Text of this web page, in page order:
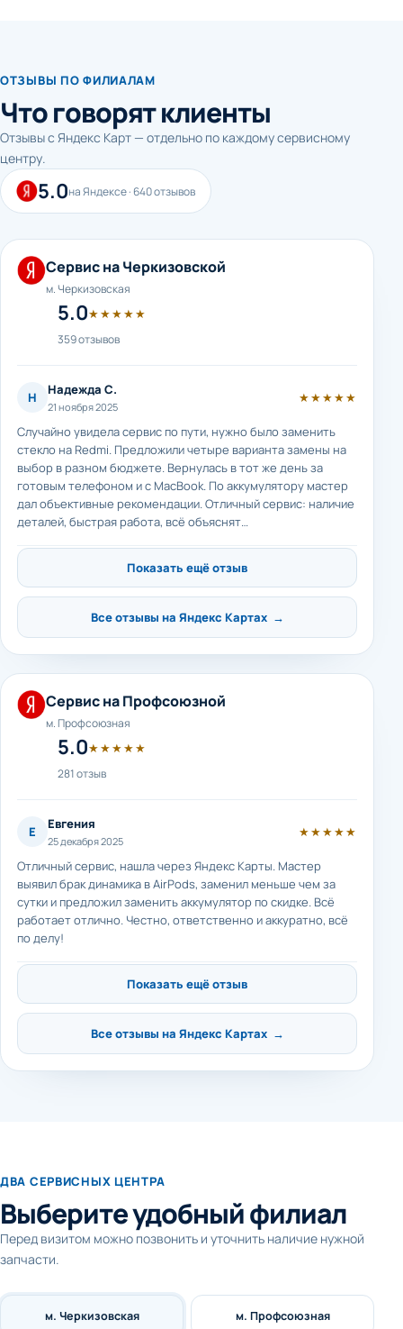
ОТЗЫВЫ ПО ФИЛИАЛАМ
Что говорят клиенты
Отзывы с Яндекс Карт — отдельно по каждому сервисному
центру.
5.0на Яндексе · 640 отзывов
Сервис на Черкизовской
м. Черкизовская
5.0★★★★★
359 отзывов
Н Надежда С.
21 ноября 2025
★★★★★
Случайно увидела сервис по пути, нужно было заменить
стекло на Redmi. Предложили четыре варианта замены на
выбор в разном бюджете. Вернулась в тот же день за
готовым телефоном и с MacBook. По аккумулятору мастер
дал объективные рекомендации. Отличный сервис: наличие
деталей, быстрая работа, всё объяснят…
Показать ещё отзыв
Все отзывы на Яндекс Картах →
Сервис на Профсоюзной
м. Профсоюзная
5.0★★★★★
281 отзыв
Е Евгения
25 декабря 2025
★★★★★
Отличный сервис, нашла через Яндекс Карты. Мастер
выявил брак динамика в AirPods, заменил меньше чем за
сутки и предложил заменить аккумулятор по скидке. Всё
работает отлично. Честно, ответственно и аккуратно, всё
по делу!
Показать ещё отзыв
Все отзывы на Яндекс Картах →
ДВА СЕРВИСНЫХ ЦЕНТРА
Выберите удобный филиал
Перед визитом можно позвонить и уточнить наличие нужной
запчасти.
м. Черкизовская м. Профсоюзная